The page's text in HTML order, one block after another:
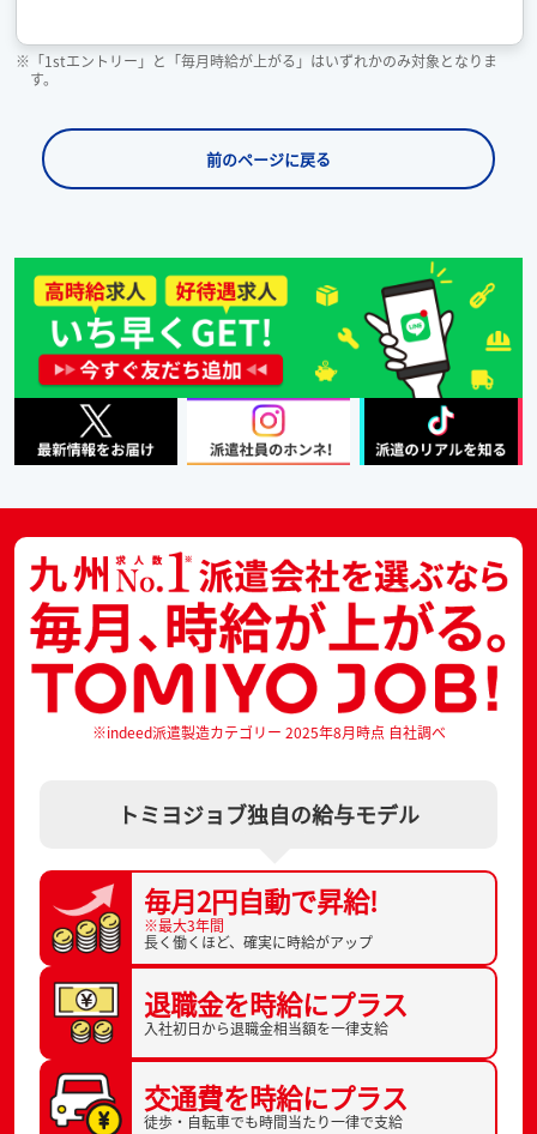
※「1stエントリー」と「毎月時給が上がる」はいずれかのみ対象となりま
す。
前のページに戻る
※indeed派遣製造カテゴリー 2025年8月時点 自社調べ
トミヨジョブ独自の給与モデル
毎月2円自動で昇給!
※最大3年間
長く働くほど、 確実に時給がアップ
退職金を時給にプラス
入社初日から退職金相当額を一律支給
交通費を時給にプラス
徒歩・自転車でも時間当たり一律で支給